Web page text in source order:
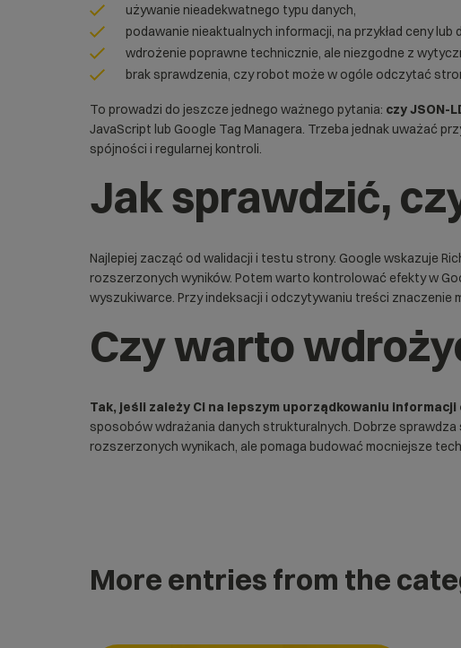
używanie nieadekwatnego typu danych,
podawanie nieaktualnych informacji, na przykład ceny lub
wdrożenie poprawne technicznie, ale niezgodne z
brak sprawdzenia, czy robot może w ogóle odczytać
To prowadzi do jeszcze jednego ważnego pytania: czy JSON-
JavaScript lub Google Tag Managera. Trzeba jednak uważać
spójności i regularnej kontroli.
Jak sprawdzić,
Najlepiej zacząć od walidacji i testu strony. Google wskazuje
rozszerzonych wyników. Potem warto kontrolować efekty w
wyszukiwarce. Przy indeksacji i odczytywaniu treści znaczenie
Czy warto
Tak, jeśli zależy Ci na lepszym uporządkowaniu
sposobów wdrażania danych strukturalnych. Dobrze
rozszerzonych wynikach, ale pomaga budować mocniejsze
More entries from the